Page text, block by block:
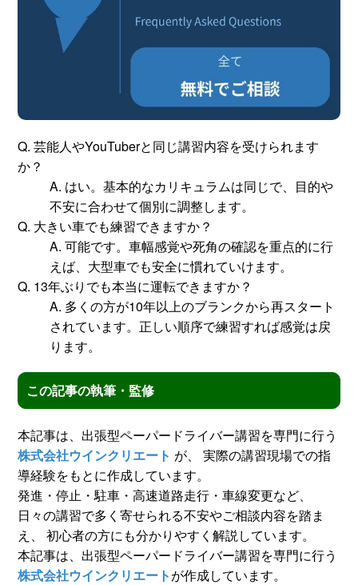
Q. 芸能人やYouTuberと同じ講習内容を受けられます
か？
A. はい。基本的なカリキュラムは同じで、目的や
不安に合わせて個別に調整します。
Q. 大きい車でも練習できますか？
A. 可能です。車幅感覚や死角の確認を重点的に行
えば、大型車でも安全に慣れていけます。
Q. 13年ぶりでも本当に運転できますか？
A. 多くの方が10年以上のブランクから再スタート
されています。正しい順序で練習すれば感覚は戻
ります。
この記事の執筆・監修
本記事は、出張型ペーパードライバー講習を専門に行う
株式会社ウインクリエート が、 実際の講習現場での指
導経験をもとに作成しています。
発進・停止・駐車・高速道路走行・車線変更など、
日々の講習で多く寄せられる不安やご相談内容を踏ま
え、 初心者の方にも分かりやすく解説しています。
本記事は、出張型ペーパードライバー講習を専門に行う
株式会社ウインクリエートが作成しています。